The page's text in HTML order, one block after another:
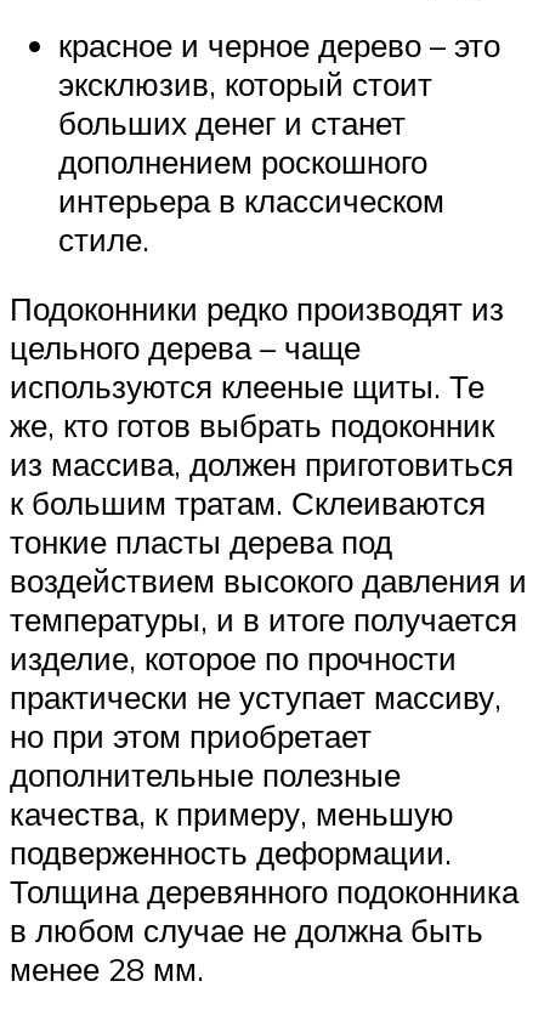
красное и черное дерево – это
эксклюзив, который стоит
больших денег и станет
дополнением роскошного
интерьера в классическом
стиле.
Подоконники редко производят из
цельного дерева – чаще
используются клееные щиты. Те
же, кто готов выбрать подоконник
из массива, должен приготовиться
к большим тратам. Склеиваются
тонкие пласты дерева под
воздействием высокого давления и
температуры, и в итоге получается
изделие, которое по прочности
практически не уступает массиву,
но при этом приобретает
дополнительные полезные
качества, к примеру, меньшую
подверженность деформации.
Толщина деревянного подоконника
в любом случае не должна быть
менее 28 мм.